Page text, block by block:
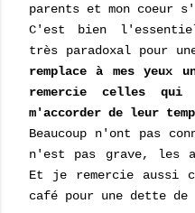
parents et mon coeur
C'est bien
très paradoxal pour
remplace à mes yeux
remercie celles
m'accorder de leur
Beaucoup n'ont pas
n'est pas grave, les
Et je remercie aussi
café pour une dette de